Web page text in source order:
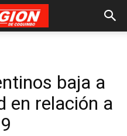
baja a
en relación a